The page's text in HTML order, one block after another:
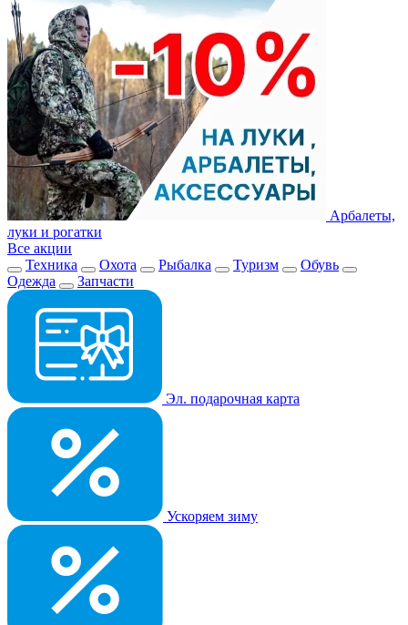
Арбалеты,
луки и рогатки
Все акции
Техника
Охота Рыбалка Туризм
Обувь
Одежда
Запчасти
Эл. подарочная карта
Ускоряем зиму